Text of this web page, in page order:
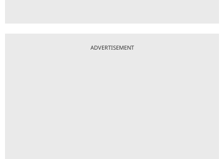
ADVERTISEMENT